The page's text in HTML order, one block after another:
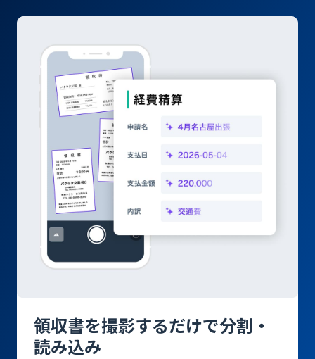
領収書を撮影するだけで分割・
読み込み